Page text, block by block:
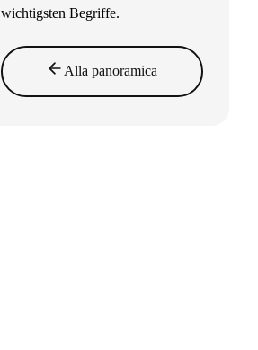
wichtigsten Begriffe.
Alla panoramica